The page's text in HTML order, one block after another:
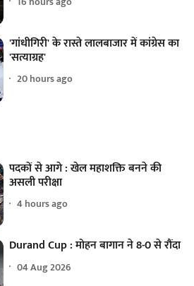
'गांधीगिरी' के रास्ते लालबाजार में कांग्रेस का
'सत्याग्रह'
20 hours ago
पदकों से आगे : खेल महाशक्ति बनने की
असली परीक्षा
4 hours ago
Durand Cup : मोहन बागान ने 8-0 से रौंदा
04 Aug 2026